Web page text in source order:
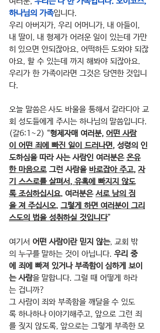
하나님의 가족입니다.
우리 아버지가, 우리 어머니가, 내 아들이,
내 딸이, 내 형제가 어려운 일이 있는데 가만
히 있으면 안되잖아요, 어떡하든 도와야 되잖
아요, 할 수 있는데 까지 해봐야 되잖아요.
우리가 한 가족이라면 그것은 당연한 것입니
다.
오늘 말씀은 사도 바울을 통해서 갈라디아 교
회 성도들에게 주시는 하나님의 말씀입니다.
(갈6:1~2) “형제자매 여러분, 어떤 사람
이 어떤 죄에 빠진 일이 드러나면, 성령의 인
도하심을 따라 사는 사람인 여러분은 온유
한 마음으로 그런 사람을 바로잡아 주고, 자
기 스스로를 살펴서, 유혹에 빠지지 않도
록 조심하십시요. 여러분은 서로 남의 짐
을 져 주십시오. 그렇게 하면 여러분이 그리
스도의 법을 성취하실 것입니다”
여기서 어떤 사람이란 믿지 않는, 교회 밖
의 누구를 말하는 것이 아닙니다. 우리 중
에 죄에 빠져 있거나 부족함이 심하게 보이
는 사람을 말합니다. 그럴 때 어떻게 하라
는 겁니까?
그 사람이 죄와 부족함을 깨달을 수 있도
록 하나하나 이야기해주고, 앞으로 그런 죄
를 짖지 않도록, 앞으로는 그렇게 부족한 모